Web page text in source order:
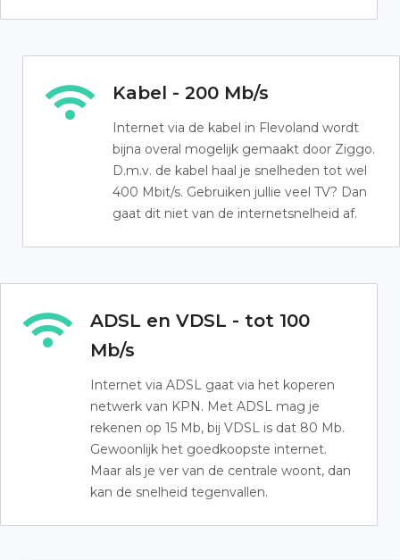
Kabel - 200 Mb/s
Internet via de kabel in Flevoland wordt
bijna overal mogelijk gemaakt door Ziggo.
D.m.v. de kabel haal je snelheden tot wel
400 Mbit/s. Gebruiken jullie veel TV? Dan
gaat dit niet van de internetsnelheid af.
ADSL en VDSL - tot 100
Mb/s
Internet via ADSL gaat via het koperen
netwerk van KPN. Met ADSL mag je
rekenen op 15 Mb, bij VDSL is dat 80 Mb.
Gewoonlijk het goedkoopste internet.
Maar als je ver van de centrale woont, dan
kan de snelheid tegenvallen.